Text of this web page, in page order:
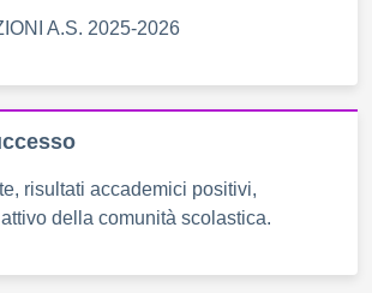
A.S. 2025-2026
risultati accademici positivi,
della comunità scolastica.